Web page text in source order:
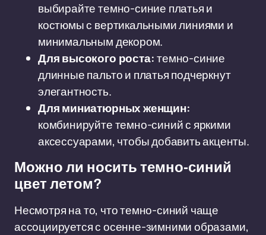
выбирайте темно-синие платья и
костюмы с вертикальными линиями и
минимальным декором.
Для высокого роста:темно-синие
длинные пальто и платья подчеркнут
элегантность.
Для миниатюрных женщин:
комбинируйте темно-синий с яркими
аксессуарами, чтобы добавить акценты.
Можно ли носить темно-синий
цвет летом?
Несмотря на то, что темно-синий чаще
ассоциируется с осенне-зимними образами,